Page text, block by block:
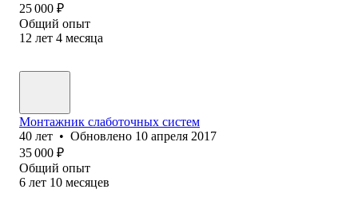
25 000 ₽
Общий опыт
12 лет 4 месяца
Монтажник слаботочных систем
40 лет • Обновлено 10 апреля 2017
35 000 ₽
Общий опыт
6 лет 10 месяцев